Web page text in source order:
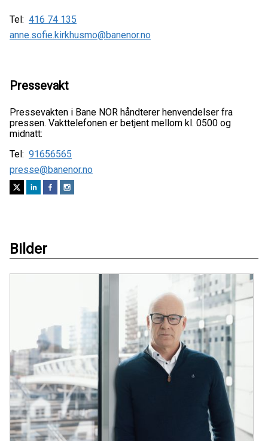
Tel: 416 74 135
anne.sofie.kirkhusmo@banenor.no
Pressevakt
Pressevakten i Bane NOR håndterer henvendelser fra
pressen. Vakttelefonen er betjent mellom kl. 0500 og
midnatt:
Tel: 91656565
presse@banenor.no
Bilder